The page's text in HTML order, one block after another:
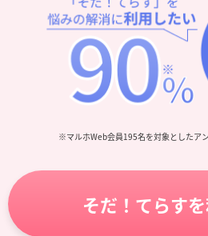
※マルホWeb会員195名を対象としたア
そだ！てらす